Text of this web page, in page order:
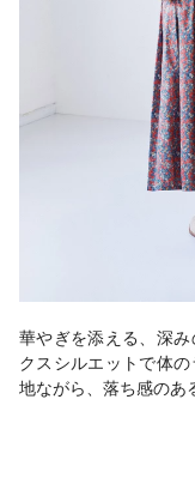
華やぎを添える、深
クスシルエットで体
地ながら、落ち感のあ